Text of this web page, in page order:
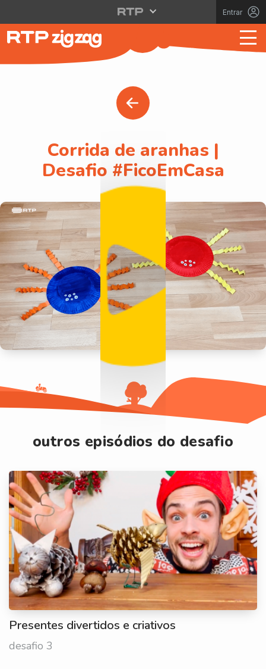
Entrar
Corrida de aranhas |
Desafio #FicoEmCasa
outros episódios do desafio
Presentes divertidos e criativos
desafio 3